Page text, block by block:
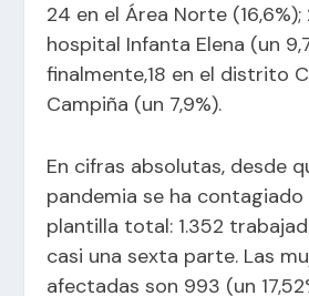
24 en el Área Norte (16,6%);
hospital Infanta Elena (un
finalmente,18 en el distrito
Campiña (un 7,9%).
En cifras absolutas, desde
pandemia se ha contagiado
plantilla total: 1.352
casi una sexta parte. Las
afectadas son 993 (un